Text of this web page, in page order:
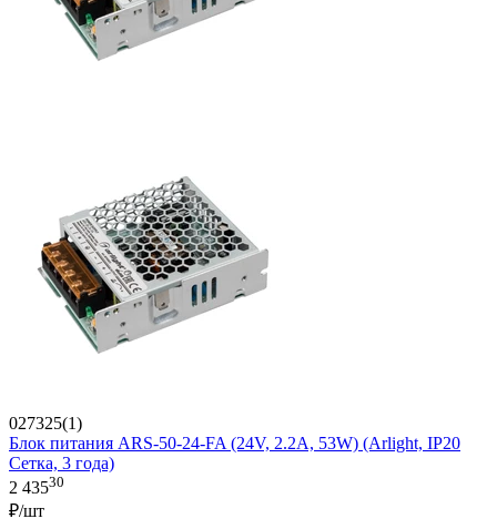
027325(1)
Блок питания ARS-50-24-FA (24V, 2.2A, 53W) (Arlight, IP20
Сетка, 3 года)
2 43530
₽/шт